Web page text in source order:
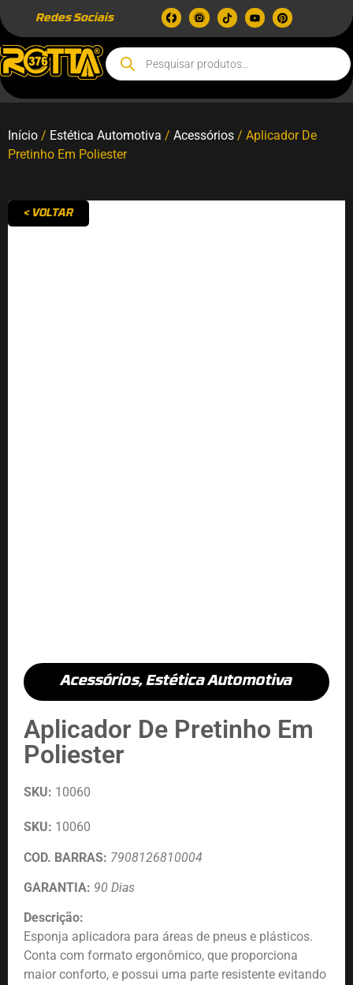
Redes Sociais
Início / Estética Automotiva / Acessórios / Aplicador De
Pretinho Em Poliester
< VOLTAR
Acessórios,Estética Automotiva
Aplicador De Pretinho Em
Poliester
SKU: 10060
SKU: 10060
COD. BARRAS: 7908126810004
GARANTIA: 90 Dias
Descrição:
Esponja aplicadora para áreas de pneus e plásticos.
Conta com formato ergonômico, que proporciona
maior conforto, e possui uma parte resistente evitando